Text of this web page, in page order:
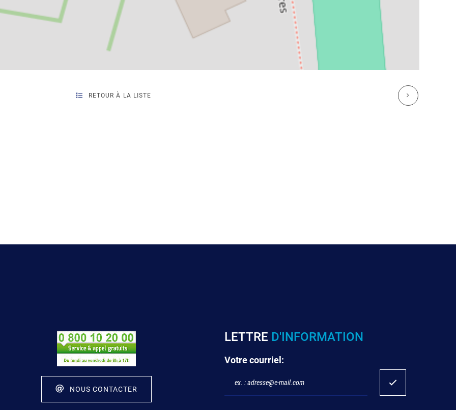
RETOUR À LA LISTE
NOUS CONTACTER
LETTRE D'INFORMATION
Votre courriel: